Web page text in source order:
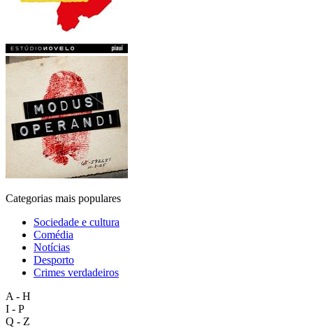
Categorias mais populares
Sociedade e cultura
Comédia
Notícias
Desporto
Crimes verdadeiros
A - H
I - P
Q - Z